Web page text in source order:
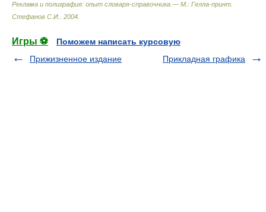
Реклама и полиграфия: опыт словаря-справочника.— М.: Гелла-принт
Стефанов С.И.
2004
Игры ⚽
Поможем написать курсовую
Прижизненное издание
Прикладная графика